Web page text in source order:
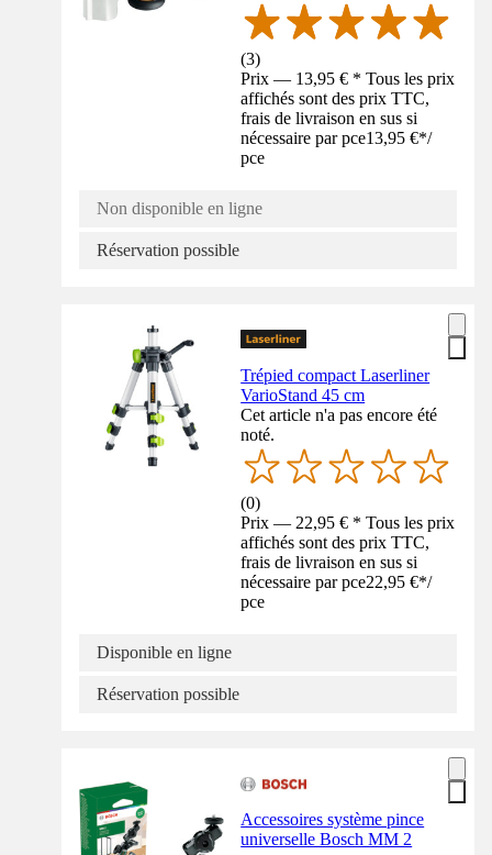
(3)
Prix — 13,95 € * Tous les prix
affichés sont des prix TTC,
frais de livraison en sus si
nécessaire par pce13,95 €*/
pce
Non disponible en ligne
Réservation possible
Trépied compact Laserliner
VarioStand 45 cm
Cet article n'a pas encore été
noté.
(0)
Prix — 22,95 € * Tous les prix
affichés sont des prix TTC,
frais de livraison en sus si
nécessaire par pce22,95 €*/
pce
Disponible en ligne
Réservation possible
Accessoires système pince
universelle Bosch MM 2